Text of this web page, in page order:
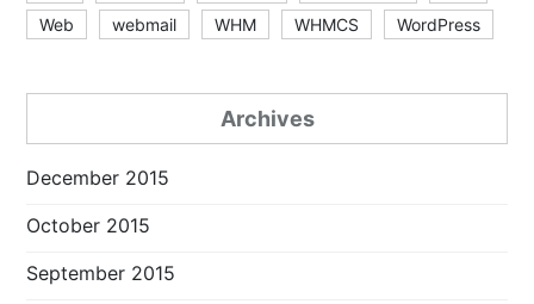
Web
webmail WHM WHMCS WordPress
Archives
December 2015
October 2015
September 2015